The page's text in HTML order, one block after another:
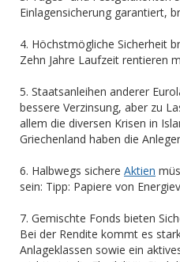
Einlagensicherung garantiert,
4. Höchstmögliche Sicherheit
Zehn Jahre Laufzeit rentieren
5. Staatsanleihen anderer
bessere Verzinsung, aber zu
allem die diversen Krisen in
Griechenland haben die
6. Halbwegs sichere Aktien
sein: Tipp: Papiere von
7. Gemischte Fonds bieten
Bei der Rendite kommt es
Anlageklassen sowie ein